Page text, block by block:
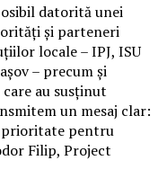
datorită unei
și parteneri
locale – IPJ, ISU
– precum și
au susținut
un mesaj clar:
prioritate pentru
Filip, Project